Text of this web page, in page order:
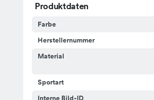
Produktdaten
Farbe
Herstellernummer
Material
Sportart
Interne Bild-ID